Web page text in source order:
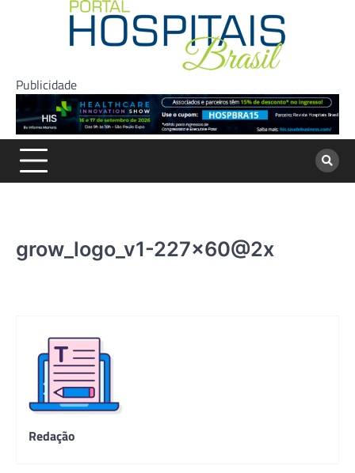
Publicidade
grow_logo_v1-227×60@2x
Redação